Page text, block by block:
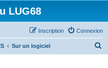
LUG68
Connexion
Inscription
Sur un logiciel